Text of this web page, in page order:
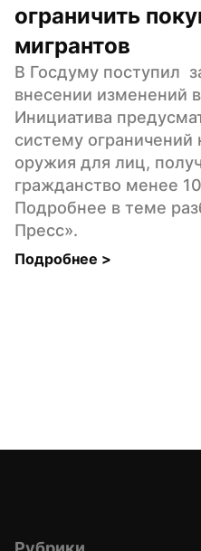
ограничить
мигрантов
В Госдуму поступил
внесении изменений
Инициатива
систему ограничений
оружия для лиц,
гражданство менее
Подробнее в теме
Пресс».
Подробнее >